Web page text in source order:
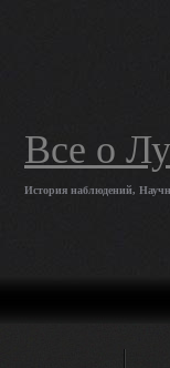
Все о
История наблюдений,